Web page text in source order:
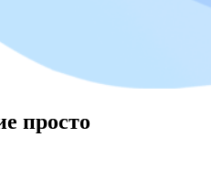
просто